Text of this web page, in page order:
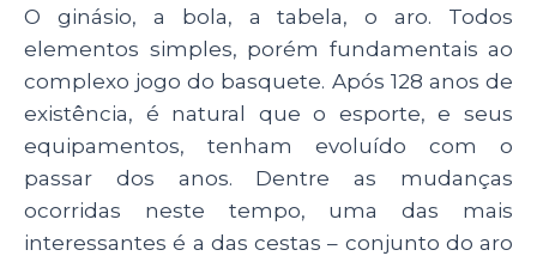
a
ts
A
p
p
c
e
b
o
o
k
k
e
dI
n
a
re
O ginásio, a bola, a tabela, o aro. Todos
elementos simples, porém fundamentais ao
complexo jogo do basquete. Após 128 anos de
existência, é natural que o esporte, e seus
equipamentos, tenham evoluído com o
passar dos anos. Dentre as mudanças
ocorridas neste tempo, uma das mais
interessantes é a das cestas – conjunto do aro